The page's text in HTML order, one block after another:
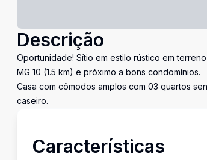
Descrição
Oportunidade! Sítio em estilo rústico em
MG 10 (1.5 km) e próximo a bons condomínios.
Casa com cômodos amplos com 03 quartos
caseiro.
Características